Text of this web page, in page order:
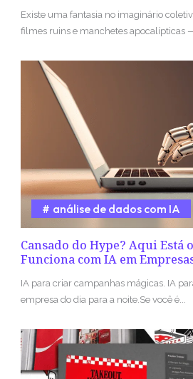
Existe uma fantasia no imaginário
filmes ruins e manchetes apocalípticas
Cansado do Hype? Aqui Está
Funciona com IA em
análise de dados com IA
IA para criar campanhas mágicas. IA
empresa do dia para a noite.Se você é...